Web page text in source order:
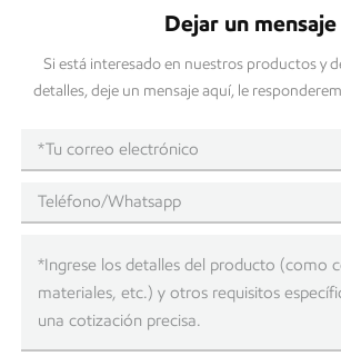
Dejar un mensaje
Si está interesado en nuestros productos y
detalles, deje un mensaje aquí, le